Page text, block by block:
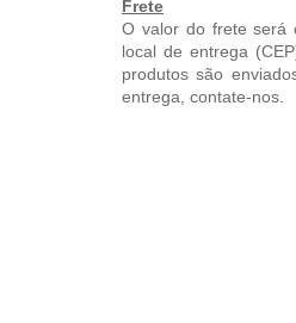
Frete
O valor do frete será
local de entrega
produtos são
entrega, contate-nos.